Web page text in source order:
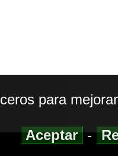
para
Aceptar-